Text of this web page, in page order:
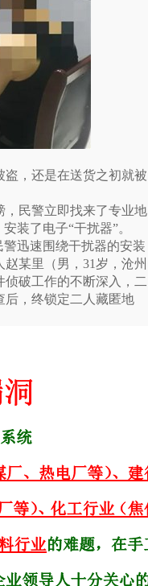
盗，还是在送货之初就被
，民警立即找来了专业地
装了电子“干扰器”。
警迅速围绕干扰器的安装
某里（男，31岁，沧州
破工作的不断深入，二
后，终锁定二人藏匿地